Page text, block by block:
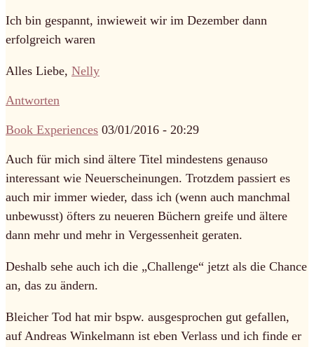
Ich bin gespannt, inwieweit wir im Dezember dann
erfolgreich waren
Alles Liebe, Nelly
Antworten
Book Experiences 03/01/2016 - 20:29
Auch für mich sind ältere Titel mindestens genauso
interessant wie Neuerscheinungen. Trotzdem passiert es
auch mir immer wieder, dass ich (wenn auch manchmal
unbewusst) öfters zu neueren Büchern greife und ältere
dann mehr und mehr in Vergessenheit geraten.
Deshalb sehe auch ich die „Challenge“ jetzt als die Chance
an, das zu ändern.
Bleicher Tod hat mir bspw. ausgesprochen gut gefallen,
auf Andreas Winkelmann ist eben Verlass und ich finde er